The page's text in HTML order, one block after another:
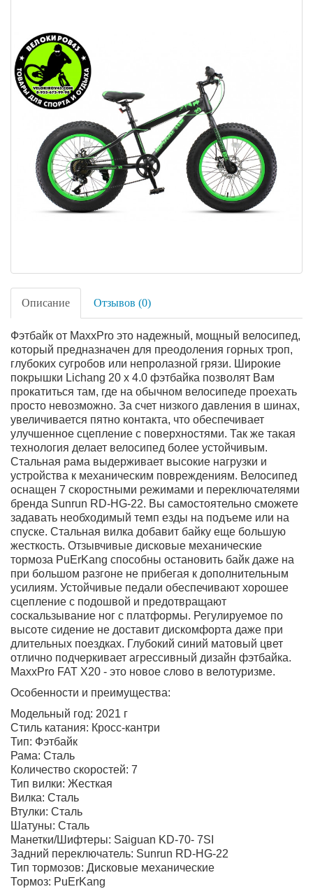
Описание Отзывов (0)
Фэтбайк от MaxxPro это надежный, мощный велосипед,
который предназначен для преодоления горных троп,
глубоких сугробов или непролазной грязи. Широкие
покрышки Lichang 20 х 4.0 фэтбайка позволят Вам
прокатиться там, где на обычном велосипеде проехать
просто невозможно. За счет низкого давления в шинах,
увеличивается пятно контакта, что обеспечивает
улучшенное сцепление с поверхностями. Так же такая
технология делает велосипед более устойчивым.
Стальная рама выдерживает высокие нагрузки и
устройства к механическим повреждениям. Велосипед
оснащен 7 скоростными режимами и переключателями
бренда Sunrun RD-HG-22. Вы самостоятельно сможете
задавать необходимый темп езды на подъеме или на
спуске. Стальная вилка добавит байку еще большую
жесткость. Отзывчивые дисковые механические
тормоза PuErKang способны остановить байк даже на
при большом разгоне не прибегая к дополнительным
усилиям. Устойчивые педали обеспечивают хорошее
сцепление с подошвой и предотвращают
соскальзывание ног с платформы. Регулируемое по
высоте сидение не доставит дискомфорта даже при
длительных поездках. Глубокий синий матовый цвет
отлично подчеркивает агрессивный дизайн фэтбайка.
MaxxPro FAT X20 - это новое слово в велотуризме.
Особенности и преимущества:
Модельный год: 2021 г
Стиль катания: Кросс-кантри
Тип: Фэтбайк
Рама: Сталь
Количество скоростей: 7
Тип вилки: Жесткая
Вилка: Сталь
Втулки: Сталь
Шатуны: Сталь
Манетки/Шифтеры: Saiguan KD-70- 7SI
Задний переключатель: Sunrun RD-HG-22
Тип тормозов: Дисковые механические
Тормоз: PuErKang